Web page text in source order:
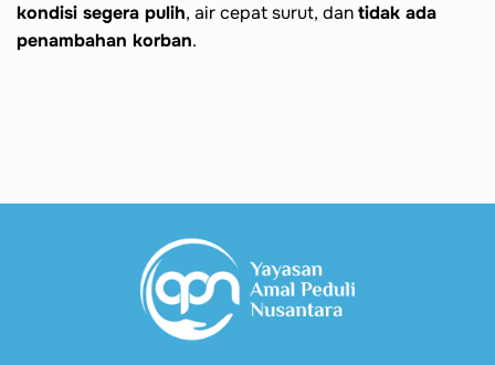
kondisi segera pulih, air cepat surut, dantidak ada
penambahan korban.